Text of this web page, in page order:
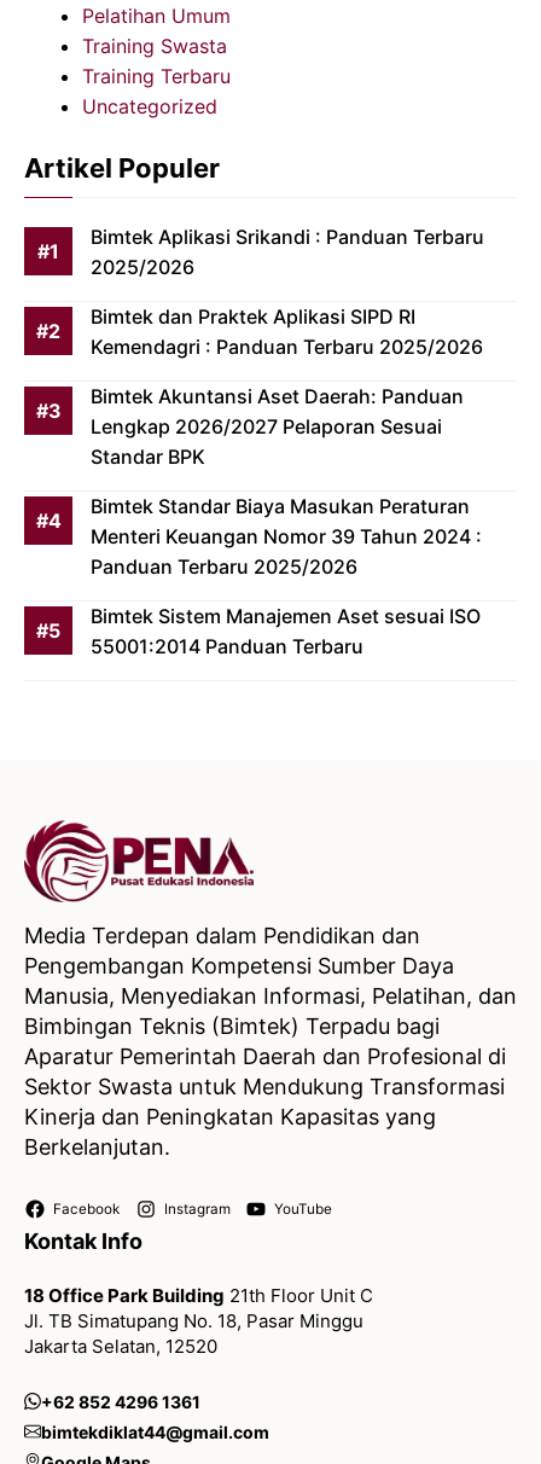
Pelatihan Umum
Training Swasta
Training Terbaru
Uncategorized
Artikel Populer
Bimtek Aplikasi Srikandi : Panduan Terbaru
2025/2026
Bimtek dan Praktek Aplikasi SIPD RI
Kemendagri : Panduan Terbaru 2025/2026
Bimtek Akuntansi Aset Daerah: Panduan
Lengkap 2026/2027 Pelaporan Sesuai
Standar BPK
Bimtek Standar Biaya Masukan Peraturan
Menteri Keuangan Nomor 39 Tahun 2024 :
Panduan Terbaru 2025/2026
Bimtek Sistem Manajemen Aset sesuai ISO
55001:2014 Panduan Terbaru
Media Terdepan dalam Pendidikan dan
Pengembangan Kompetensi Sumber Daya
Manusia, Menyediakan Informasi, Pelatihan, dan
Bimbingan Teknis (Bimtek) Terpadu bagi
Aparatur Pemerintah Daerah dan Profesional di
Sektor Swasta untuk Mendukung Transformasi
Kinerja dan Peningkatan Kapasitas yang
Berkelanjutan.
Facebook Instagram YouTube
Kontak Info
18 Office Park Building 21th Floor Unit C
Jl. TB Simatupang No. 18, Pasar Minggu
Jakarta Selatan, 12520
+62 852 4296 1361
bimtekdiklat44@gmail.com